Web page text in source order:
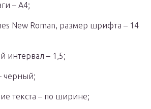
– A4;
New Roman, размер шрифта – 14
интервал – 1,5;
черный;
текста – по ширине;